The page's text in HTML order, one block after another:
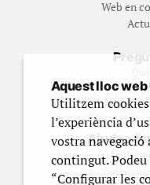
Web en
Qui
Ajuda a
Aquest lloc
Utilitzem
l’experiència
vostra
contingut. Podeu
“Configurar les